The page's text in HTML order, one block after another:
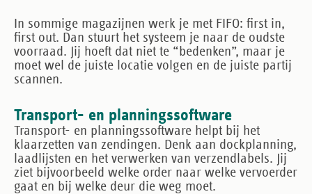
In sommige magazijnen werk je met FIFO: first in,
first out. Dan stuurt het systeem je naar de oudste
voorraad. Jij hoeft dat niet te “bedenken”, maar je
moet wel de juiste locatie volgen en de juiste partij
scannen.
Transport- en planningssoftware
Transport- en planningssoftware helpt bij het
klaarzetten van zendingen. Denk aan dockplanning,
laadlijsten en het verwerken van verzendlabels. Jij
ziet bijvoorbeeld welke order naar welke vervoerder
gaat en bij welke deur die weg moet.